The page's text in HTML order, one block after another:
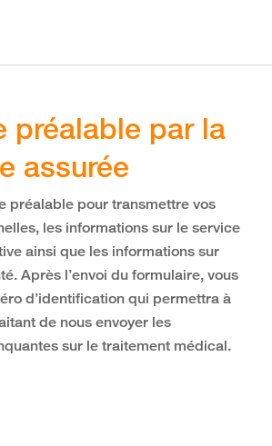
préalable par la
assurée
préalable pour transmettre vos
les informations sur le service
ainsi que les informations sur
Après l’envoi du formulaire, vous
d’identification qui permettra à
de nous envoyer les
sur le traitement médical.